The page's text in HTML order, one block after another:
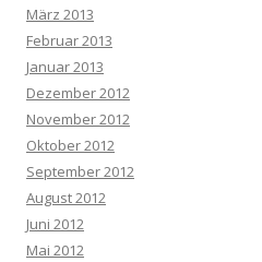
März 2013
Februar 2013
Januar 2013
Dezember 2012
November 2012
Oktober 2012
September 2012
August 2012
Juni 2012
Mai 2012